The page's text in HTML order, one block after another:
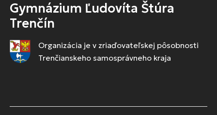
Gymnázium Ľudovíta Štúra
Trenčín
Organizácia je v zriaďovateľskej pôsobnosti
Trenčianskeho samosprávneho kraja